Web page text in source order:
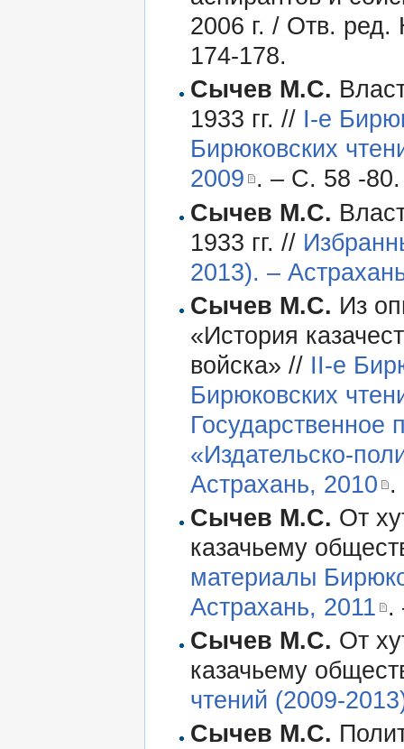
2006 г. / Отв.
174-178.
Сычев М.С.
1933 гг. // I-е
Бирюковских
2009 . – С. 58 -80.
Сычев М.С.
1933 гг. //
2013). –
Сычев М.С. Из
«История
войска» // II-е
Бирюковских
Государственное
«Издательско-
Астрахань, 2010 .
Сычев М.С. От
казачьему
материалы
Астрахань, 2011 .
Сычев М.С. От
казачьему
чтений (2009-
Сычев М.С.